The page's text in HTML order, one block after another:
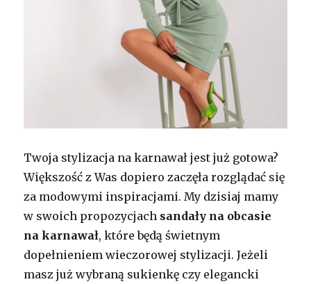
Twoja stylizacja na karnawał jest już gotowa?
Większość z Was dopiero zaczęła rozglądać się
za modowymi inspiracjami. My dzisiaj mamy
w swoich propozycjach sandały na obcasie
na karnawał, które będą świetnym
dopełnieniem wieczorowej stylizacji. Jeżeli
masz już wybraną sukienkę czy elegancki